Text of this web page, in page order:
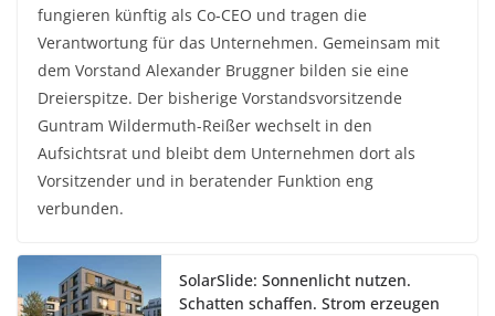
fungieren künftig als Co-CEO und tragen die
Verantwortung für das Unternehmen. Gemeinsam mit
dem Vorstand Alexander Bruggner bilden sie eine
Dreierspitze. Der bisherige Vorstandsvorsitzende
Guntram Wildermuth-Reißer wechselt in den
Aufsichtsrat und bleibt dem Unternehmen dort als
Vorsitzender und in beratender Funktion eng
verbunden.
SolarSlide: Sonnenlicht nutzen.
Schatten schaffen. Strom erzeugen